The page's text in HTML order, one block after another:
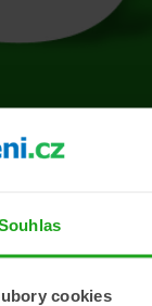
cookies
Na